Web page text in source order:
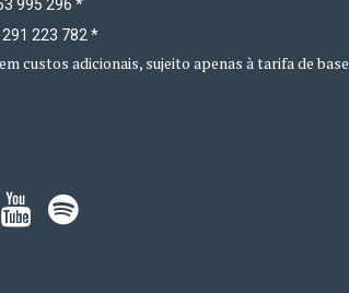
995 296 *
291 223 782 *
custos adicionais, sujeito apenas à tarifa de